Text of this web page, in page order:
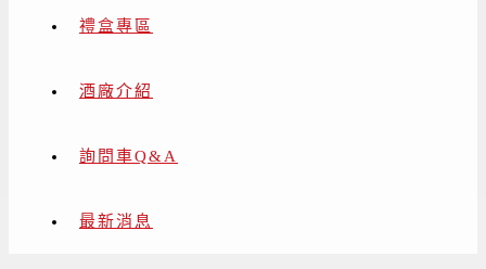
禮盒專區
酒廠介紹
詢問車Q&A
最新消息